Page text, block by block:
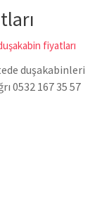
fiyatları
duşakabinleri
0532 167 35 57